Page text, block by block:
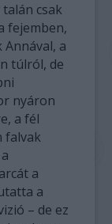
csak
fejemben,
a
túlról, de
nyáron
a fél
falvak
a
a
– de ez